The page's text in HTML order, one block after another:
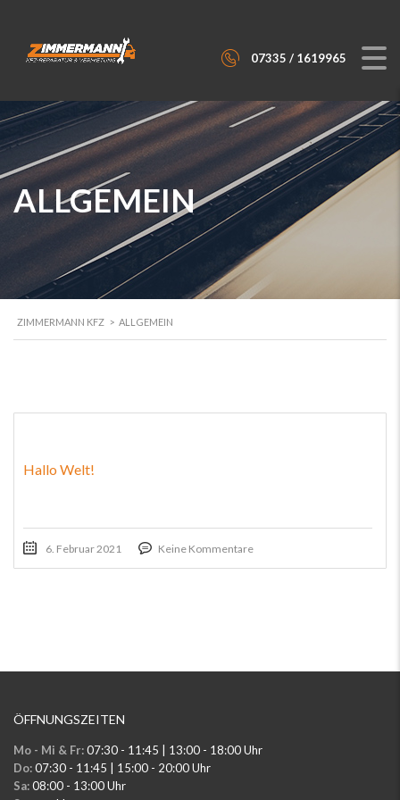
07335 / 1619965
ALLGEMEIN
ZIMMERMANN KFZ > ALLGEMEIN
Hallo Welt!
6. Februar 2021 Keine Kommentare
ÖFFNUNGSZEITEN
Mo - Mi & Fr:07:30 - 11:45 | 13:00 - 18:00 Uhr
Do:07:30 - 11:45 | 15:00 - 20:00 Uhr
Sa:08:00 - 13:00 Uhr